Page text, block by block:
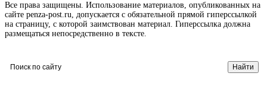
Все права защищены. Использование материалов, опубликованных на
сайте penza-post.ru, допускается с обязательной прямой гиперссылкой
на страницу, с которой заимствован материал. Гиперссылка должна
размещаться непосредственно в тексте.